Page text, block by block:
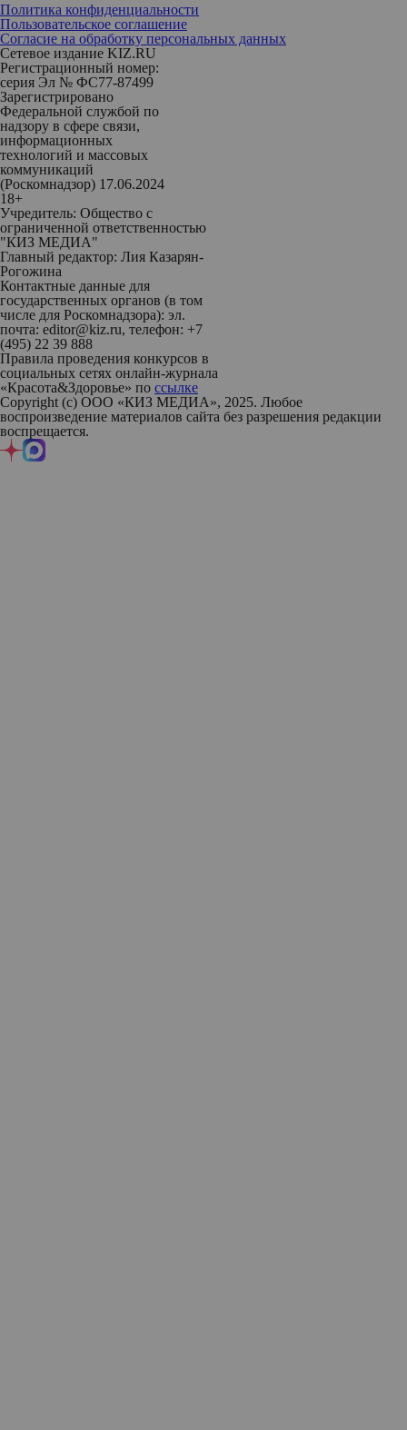
Политика конфиденциальности
Пользовательское соглашение
Согласие на обработку персональных данных
Сетевое издание KIZ.RU
Регистрационный номер:
серия Эл № ФС77-87499
Зарегистрировано
Федеральной службой по
надзору в сфере связи,
информационных
технологий и массовых
коммуникаций
(Роскомнадзор) 17.06.2024
18+
Учредитель: Общество с
ограниченной ответственностью
"КИЗ МЕДИА"
Главный редактор: Лия Казарян-
Рогожина
Контактные данные для
государственных органов (в том
числе для Роскомнадзора): эл.
почта: editor@kiz.ru, телефон: +7
(495) 22 39 888
Правила проведения конкурсов в
социальных сетях онлайн-журнала
«Красота&Здоровье» по ссылке
Copyright (с) ООО «КИЗ МЕДИА», 2025. Любое
воспроизведение материалов сайта без разрешения редакции
воспрещается.